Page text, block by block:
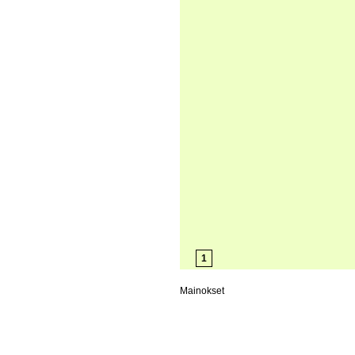
1
Mainokset